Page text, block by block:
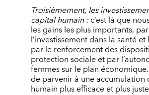
Troisièmement, les
capital humain :c’est là que
les gains les plus importants, par
l’investissement dans la santé et
par le renforcement des
protection sociale et par
femmes sur le plan économique.
de parvenir à une accumulation
humain plus efficace et plus